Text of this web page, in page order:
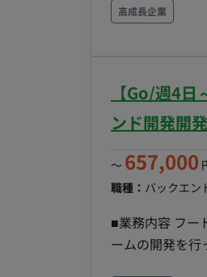
いては採用後
高成長企業
【Go/週4
ンド開発開発
〜 657,000
職種： バックエン
■業務内容 フー
ームの開発を行
ステム移管も